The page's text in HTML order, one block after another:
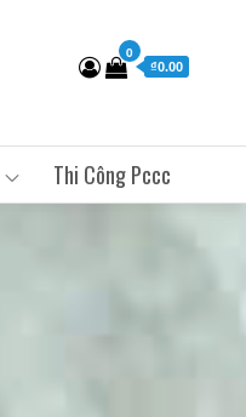
0
₫0.00
Thi Công Pccc